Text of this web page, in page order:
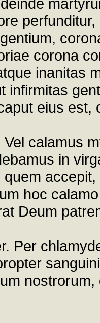
corona
inanitas
infirmitas
eius est,
Vel calamus
in
hoc
Deum
Per